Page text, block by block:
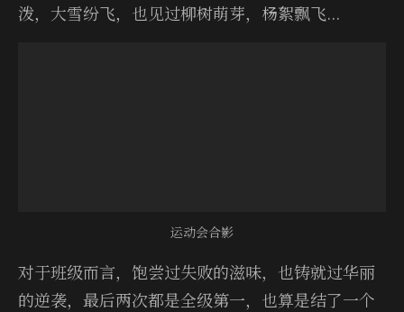
泼，大雪纷飞，也见过柳树萌芽，杨絮飘飞...
运动会合影
对于班级而言，饱尝过失败的滋味，也铸就过华丽
的逆袭，最后两次都是全级第一，也算是结了一个